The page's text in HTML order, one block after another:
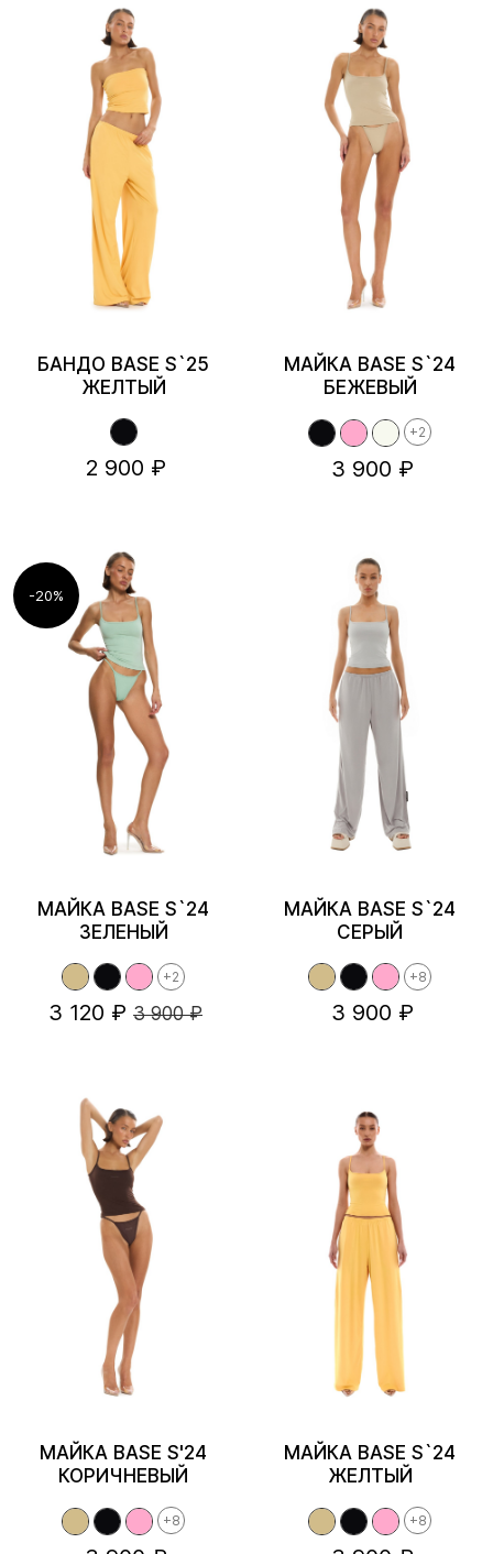
БАНДО BASE S`25
ЖЕЛТЫЙ
2 900 ₽
МАЙКА BASE S`24
БЕЖЕВЫЙ
+2
3 900 ₽
-20%
МАЙКА BASE S`24
ЗЕЛЕНЫЙ
+2
3 120 ₽ 3 900 ₽
МАЙКА BASE S`24
СЕРЫЙ
+8
3 900 ₽
МАЙКА BASE S'24
КОРИЧНЕВЫЙ
+8
МАЙКА BASE S`24
ЖЕЛТЫЙ
+8